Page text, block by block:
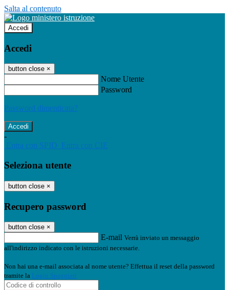
Salta al contenuto
Accedi
Accedi
button close ×
Nome Utente
Password
Password dimenticata?
-
Entra con SPID Entra con CIE
Seleziona utente
button close ×
Recupero password
button close ×
E-mail Verrà inviato un messaggio
all'indirizzo indicato con le istruzioni necessarie.
Non hai una e-mail associata al nome utente? Effettua il reset della password
tramite la Login Spaggiari